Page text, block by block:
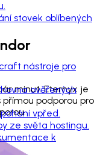
stovek oblíbených
nástroje pro
ověřených
vpřed.
ze světa hostingu.
k
minut. Eternyx je
podporou pro